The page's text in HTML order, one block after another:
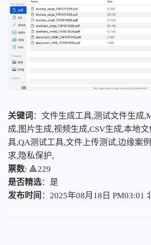
关键词 ：文件生成工具,测试文件生成
成,图片生成,视频生成,CSV生成,本地
具,QA测试工具,文件上传测试,边缘案
求,隐私保护,
票数: 🔺229
是否精选：是
发布时间 ：2025年08月18日 PM03:01